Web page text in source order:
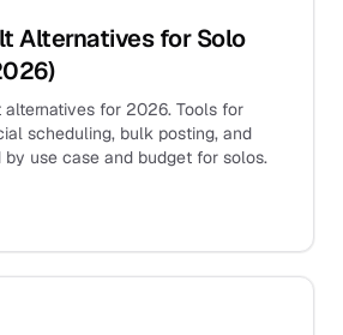
Alternatives for Solo
alternatives for 2026. Tools for
scheduling, bulk posting, and
by use case and budget for solos.